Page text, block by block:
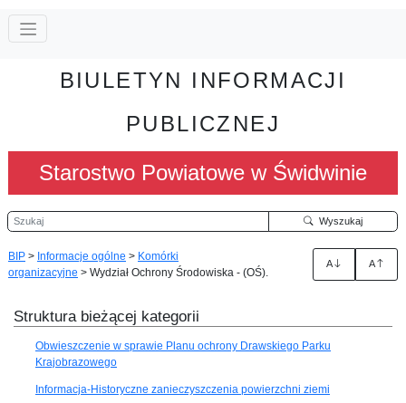
BIULETYN INFORMACJI
PUBLICZNEJ
Starostwo Powiatowe w Świdwinie
Szukaj Wyszukaj
BIP > Informacje ogólne > Komórki
organizacyjne > Wydział Ochrony Środowiska - (OŚ).
A A
Struktura bieżącej kategorii
Obwieszczenie w sprawie Planu ochrony Drawskiego Parku
Krajobrazowego
Informacja-Historyczne zanieczyszczenia powierzchni ziemi